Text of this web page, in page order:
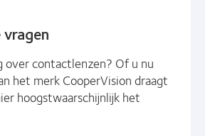
over contactlenzen? Of u nu
het merk CooperVision draagt
hoogstwaarschijnlijk het